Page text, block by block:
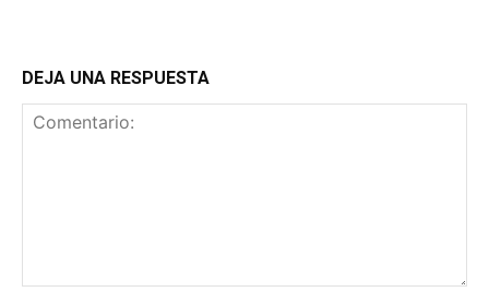
DEJA UNA RESPUESTA